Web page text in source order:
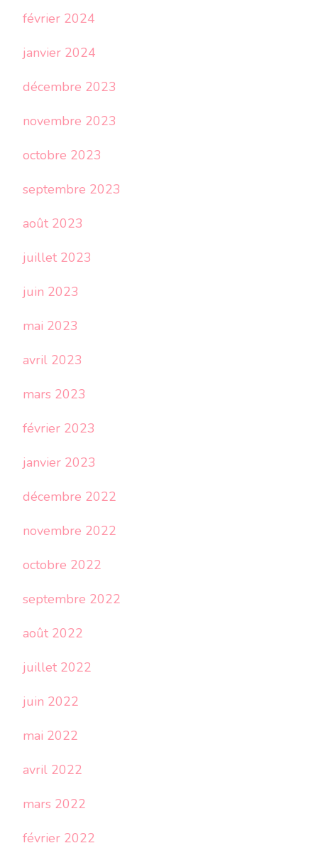
février 2024
janvier 2024
décembre 2023
novembre 2023
octobre 2023
septembre 2023
août 2023
juillet 2023
juin 2023
mai 2023
avril 2023
mars 2023
février 2023
janvier 2023
décembre 2022
novembre 2022
octobre 2022
septembre 2022
août 2022
juillet 2022
juin 2022
mai 2022
avril 2022
mars 2022
février 2022